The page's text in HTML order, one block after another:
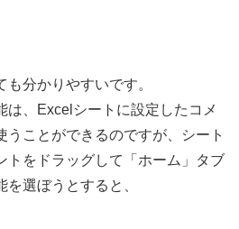
分かりやすいです。
は、Excelシートに設定したコメ
うことができるのですが、シート
トをドラッグして「ホーム」タブ
選ぼうとすると、